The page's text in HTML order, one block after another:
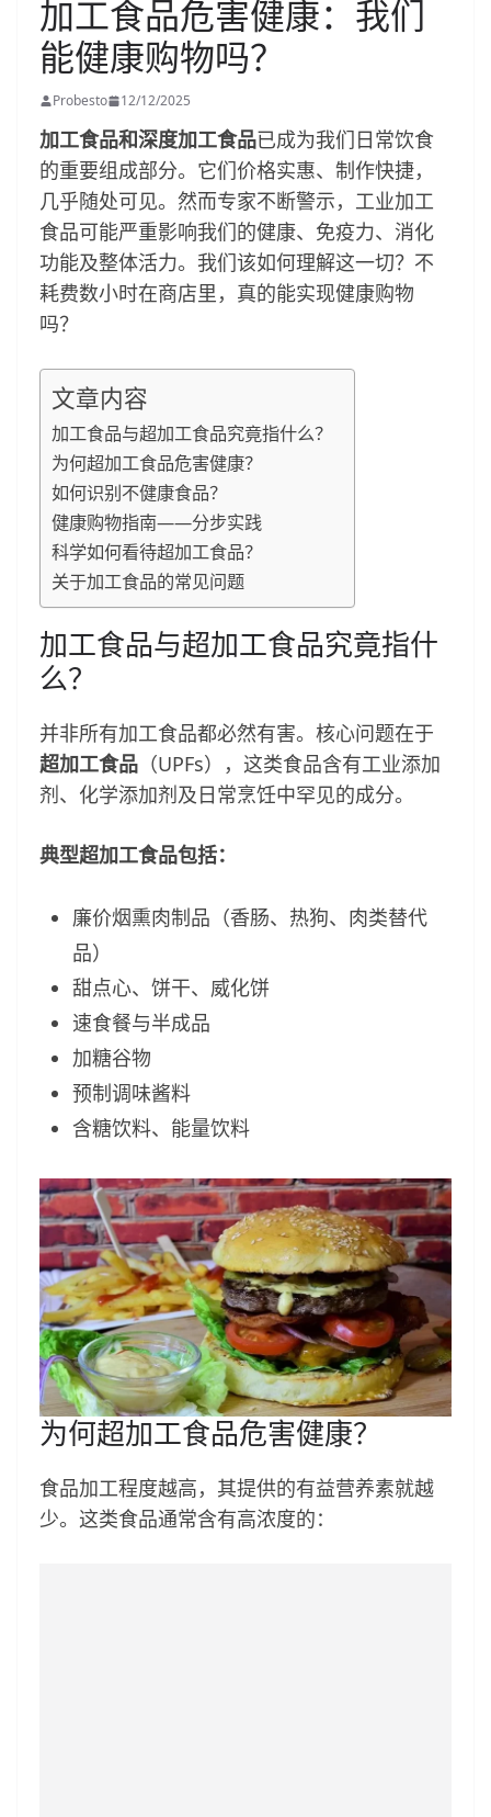
加工食品危害健康：我们
能健康购物吗？
Probesto 12/12/2025
加工食品和深度加工食品已成为我们日常饮食
的重要组成部分。它们价格实惠、制作快捷，
几乎随处可见。然而专家不断警示，工业加工
食品可能严重影响我们的健康、免疫力、消化
功能及整体活力。我们该如何理解这一切？不
耗费数小时在商店里，真的能实现健康购物
吗？
文章内容
加工食品与超加工食品究竟指什么？
为何超加工食品危害健康？
如何识别不健康食品？
健康购物指南——分步实践
科学如何看待超加工食品？
关于加工食品的常见问题
加工食品与超加工食品究竟指什
么？
并非所有加工食品都必然有害。核心问题在于
超加工食品 （UPFs），这类食品含有工业添加
剂、化学添加剂及日常烹饪中罕见的成分。
典型超加工食品包括：
廉价烟熏肉制品（香肠、热狗、肉类替代
品）
甜点心、饼干、威化饼
速食餐与半成品
加糖谷物
预制调味酱料
含糖饮料、能量饮料
为何超加工食品危害健康？
食品加工程度越高，其提供的有益营养素就越
少。这类食品通常含有高浓度的：